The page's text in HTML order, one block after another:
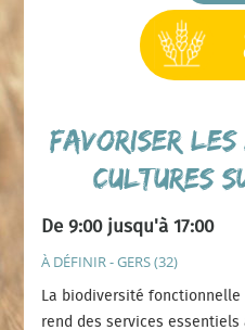
Favoriser
cultures
De 9:00 jusqu'à 17:00
À DÉFINIR - GERS (32)
La biodiversité fonctionnelle
rend des services essentiels